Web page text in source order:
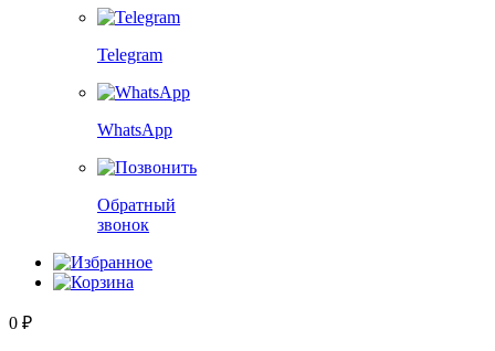
Telegram
WhatsApp
Обратный
звонок
0 ₽